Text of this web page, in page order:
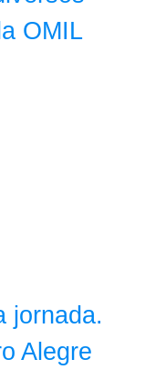
OMIL
jornada.
Alegre